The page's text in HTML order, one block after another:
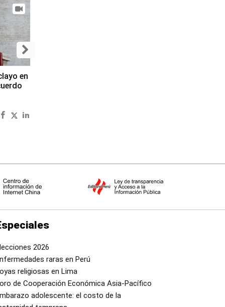
en
2026
raras en Perú
religiosas en Lima
de Cooperación Económica Asia-Pacífico
adolescente: el costo de la